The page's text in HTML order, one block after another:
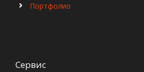
Портфолио
Сервис